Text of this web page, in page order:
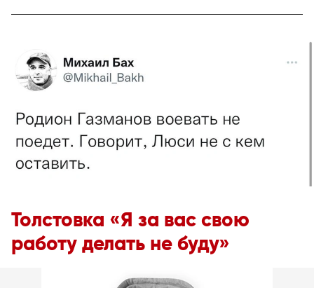
Толстовка «Я за вас свою
работу делать не буду»